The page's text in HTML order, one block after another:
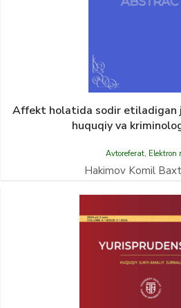
Affekt holatida sodir etiladigan
huquqiy va
Avtoreferat, Elektron
Hakimov Komil